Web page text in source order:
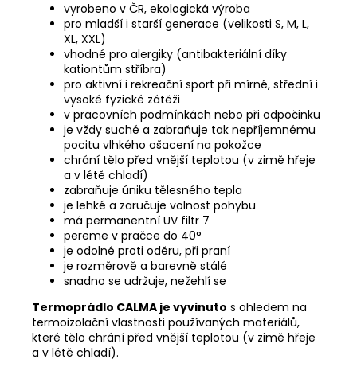
vyrobeno v ČR, ekologická výroba
pro mladší i starší generace (velikosti S, M, L,
XL, XXL)
vhodné pro alergiky (antibakteriální díky
kationtům stříbra)
pro aktivní i rekreační sport při mírné, střední i
vysoké fyzické zátěži
v pracovních podmínkách nebo při odpočinku
je vždy suché a zabraňuje tak nepříjemnému
pocitu vlhkého ošacení na pokožce
chrání tělo před vnější teplotou (v zimě hřeje
a v létě chladí)
zabraňuje úniku tělesného tepla
je lehké a zaručuje volnost pohybu
má permanentní UV filtr 7
pereme v pračce do 40°
je odolné proti oděru, při praní
je rozměrově a barevně stálé
snadno se udržuje, nežehlí se
Termoprádlo CALMA je vyvinuto s ohledem na
termoizolační vlastnosti používaných materiálů,
které tělo chrání před vnější teplotou (v zimě hřeje
a v létě chladí).